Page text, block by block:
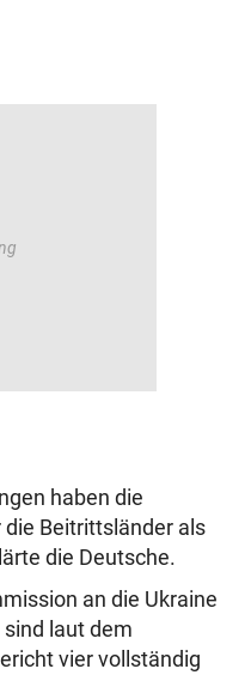
haben die
Beitrittsländer als
die Deutsche.
an die Ukraine
laut dem
vier vollständig